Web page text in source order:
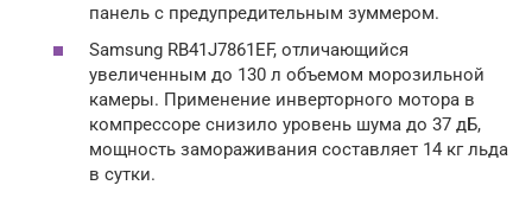
панель с предупредительным зуммером.
Samsung RB41J7861EF, отличающийся
увеличенным до 130 л объемом морозильной
камеры. Применение инверторного мотора в
компрессоре снизило уровень шума до 37 дБ,
мощность замораживания составляет 14 кг льда
в сутки.